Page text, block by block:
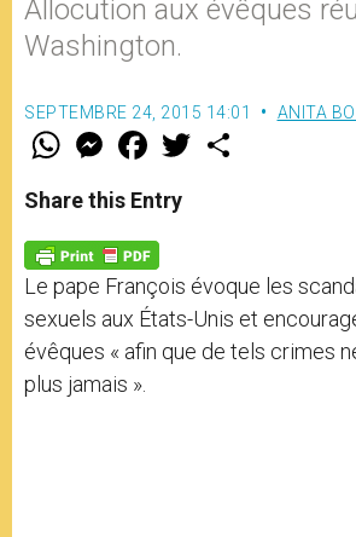
Allocution aux évêques
Washington.
SEPTEMBRE 24, 2015 14:01 ANITA
W
t
s
p
p
M
e
s
e
g
e
r
F
a
e
b
o
k
w
Share this Entry
Le pape François évoque les
sexuels aux États-Unis et
évêques « afin que de tels crimes
plus jamais ».